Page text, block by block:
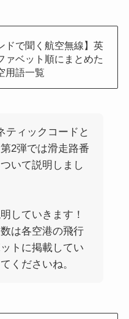
ドで聞く航空無線】英
ァベット順にまとめた
用語一覧
ティックコードと
2弾では滑走路番
いて説明しまし
していきます！
は各空港の飛行
トに掲載してい
くださいね。